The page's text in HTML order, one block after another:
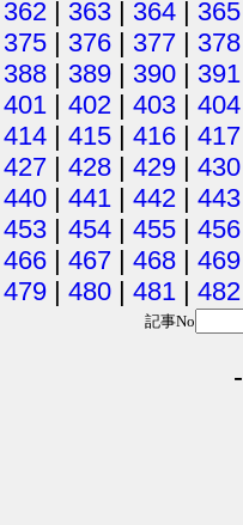
362 | 363 | 364 | 365
375 | 376 | 377 | 378
388 | 389 | 390 | 391
401 | 402 | 403 | 404
414 | 415 | 416 | 417
427 | 428 | 429 | 430
440 | 441 | 442 | 443
453 | 454 | 455 | 456
466 | 467 | 468 | 469
479 | 480 | 481 | 482
記事No